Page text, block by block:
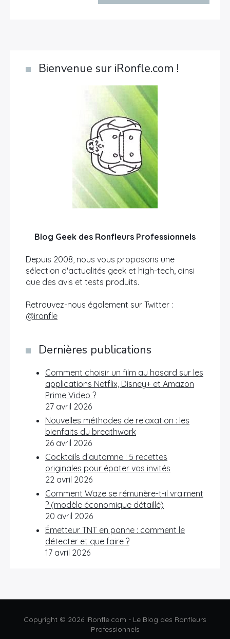
Bienvenue sur iRonfle.com !
Blog Geek des Ronfleurs Professionnels
Depuis 2008, nous vous proposons une
sélection d'actualités geek et high-tech, ainsi
que des avis et tests produits.
Retrouvez-nous également sur Twitter :
@ironfle
Dernières publications
Comment choisir un film au hasard sur les
applications Netflix, Disney+ et Amazon
Prime Video ?
27 avril 2026
Nouvelles méthodes de relaxation : les
bienfaits du breathwork
26 avril 2026
Cocktails d’automne : 5 recettes
originales pour épater vos invités
22 avril 2026
Comment Waze se rémunère-t-il vraiment
? (modèle économique détaillé)
20 avril 2026
Émetteur TNT en panne : comment le
détecter et que faire ?
17 avril 2026
Copyright © 2026 iRonfle.com - Le Blog des Ronfleurs
Professionnels